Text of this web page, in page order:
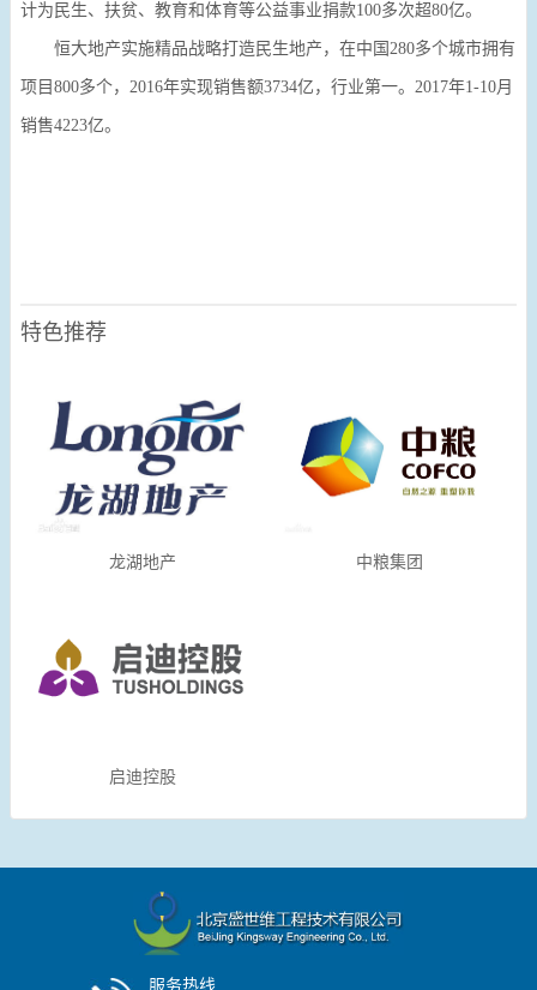
计为民生、扶贫、教育和体育等公益事业捐款100多次超80亿。
恒大地产实施精品战略打造民生地产，在中国280多个城市拥有
项目800多个，2016年实现销售额3734亿，行业第一。2017年1-10月
销售4223亿。
特色推荐
龙湖地产 中粮集团
启迪控股
服务热线